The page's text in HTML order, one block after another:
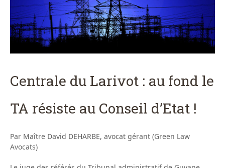
Centrale du Larivot : au fond le
TA résiste au Conseil d’Etat !
Par Maître David DEHARBE, avocat gérant (Green Law
Avocats)